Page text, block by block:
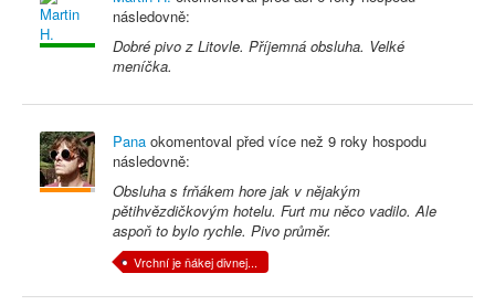
následovně:
Dobré pivo z Litovle. Příjemná obsluha. Velké
meníčka.
Pana okomentoval před více než 9 roky hospodu
následovně:
Obsluha s frňákem hore jak v nějakým
pětihvězdičkovým hotelu. Furt mu něco vadilo. Ale
aspoň to bylo rychle. Pivo průměr.
Vrchní je ňákej divnej...